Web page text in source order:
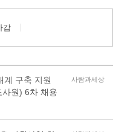
감
계 구축 지원
원) 6차 채용
사람과세상